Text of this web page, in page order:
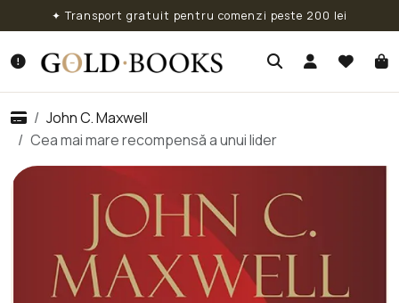
✦ Transport gratuit pentru comenzi peste 200 lei
John C. Maxwell
Cea mai mare recompensă a unui lider